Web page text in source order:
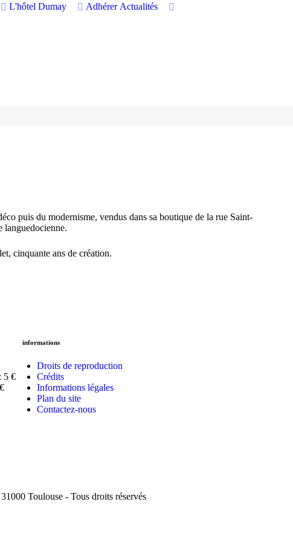
L'hôtel Dumay Adhérer Actualités
puis du modernisme, vendus dans sa boutique de la rue Saint-
languedocienne.
cinquante ans de création.
5 €
informations
Droits de reproduction
Crédits
Informations légales
Plan du site
Contactez-nous
Toulouse - Tous droits réservés